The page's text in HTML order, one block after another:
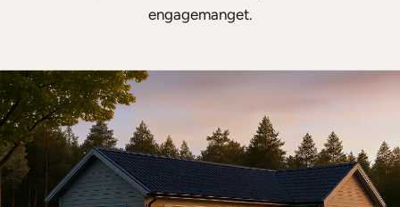
engagemanget.